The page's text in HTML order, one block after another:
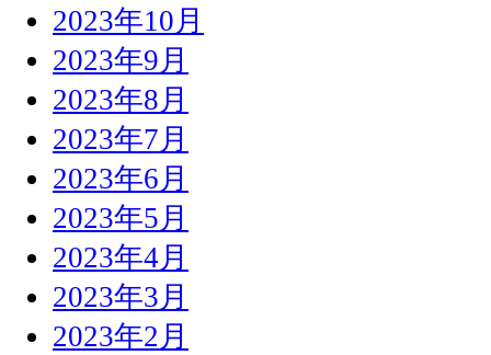
2023年10月
2023年9月
2023年8月
2023年7月
2023年6月
2023年5月
2023年4月
2023年3月
2023年2月